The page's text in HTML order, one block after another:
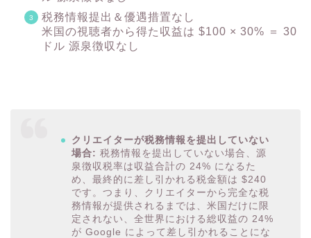
税務情報提出＆優遇措置なし
米国の視聴者から得た収益は $100 × 30% ＝ 30
ドル 源泉徴収なし
クリエイターが税務情報を提出していない
場合:税務情報を提出していない場合、源
泉徴収税率は収益合計の 24% になるた
め、最終的に差し引かれる税金額は $240
です。つまり、クリエイターから完全な税
務情報が提供されるまでは、米国だけに限
定されない、全世界における総収益の 24%
が Google によって差し引かれることにな